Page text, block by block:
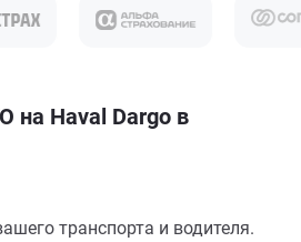
Haval Dargo в
транспорта и водителя.